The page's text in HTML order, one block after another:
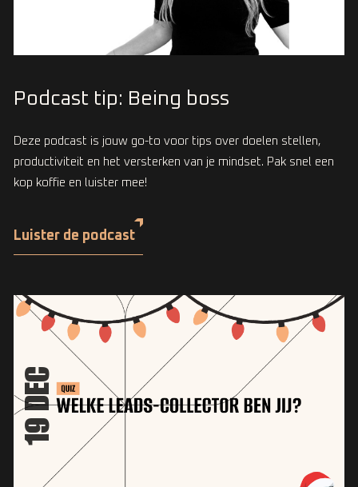
Podcast tip: Being boss
Deze podcast is jouw go-to voor tips over doelen stellen,
productiviteit en het versterken van je mindset. Pak snel een
kop koffie en luister mee!
Luister de podcast
19 DEC